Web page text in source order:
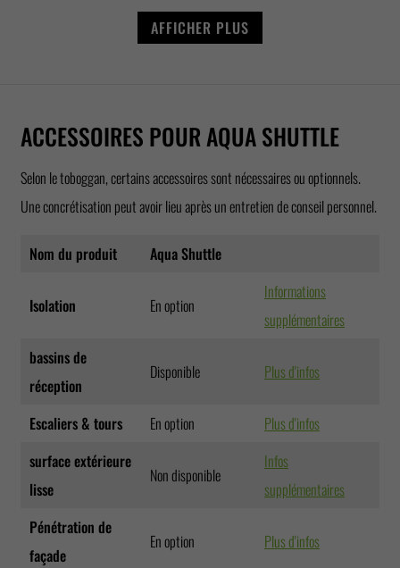
AFFICHER PLUS
ACCESSOIRES POUR AQUA SHUTTLE
Selon le toboggan, certains accessoires sont nécessaires ou optionnels.
Une concrétisation peut avoir lieu après un entretien de conseil personnel.
Nom du produit Aqua Shuttle
Isolation En option
Informations
supplémentaires
bassins de
réception
Disponible Plus d'infos
Escaliers & tours En option
Plus d'infos
surface extérieure
lisse
Non disponible
Infos
supplémentaires
Pénétration de
façade
En option Plus d'infos